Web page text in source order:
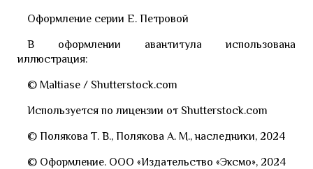
Оформление серии Е. Петровой
В оформлении авантитула использована
иллюстрация:
© Maltiase / Shutterstock.com
Используется по лицензии от Shutterstock.com
© Полякова Т. В., Полякова А. М., наследники, 2024
© Оформление. ООО «Издательство «Эксмо», 2024